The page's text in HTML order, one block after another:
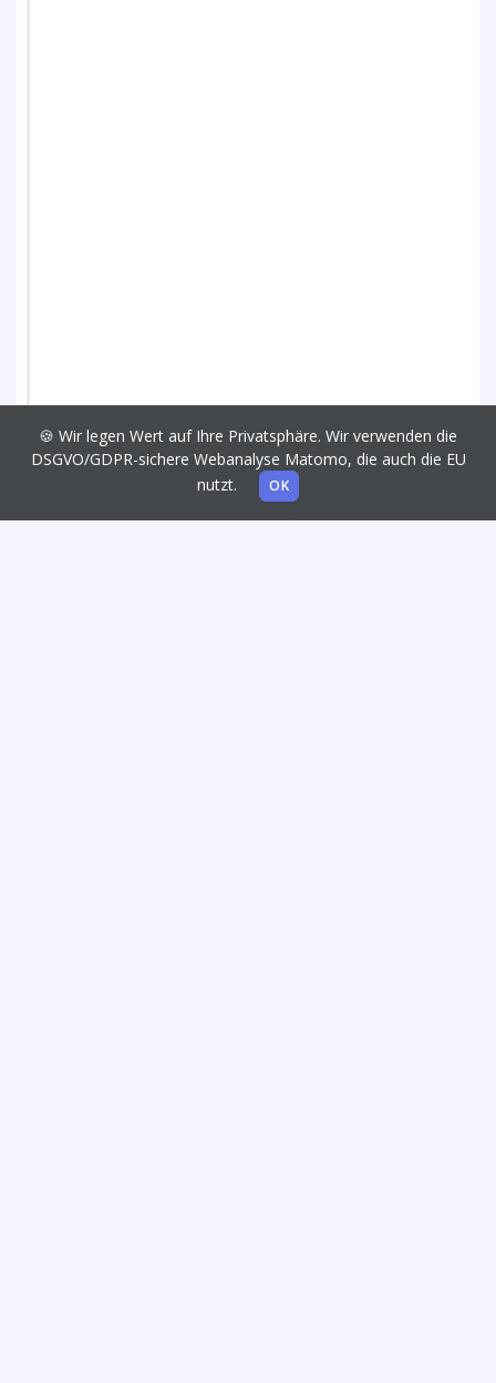
🍪 Wir legen Wert auf Ihre Privatsphäre. Wir verwenden die
DSGVO/GDPR-sichere Webanalyse Matomo, die auch die EU
nutzt.
OK